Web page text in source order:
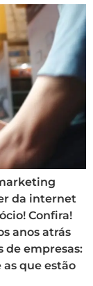
da internet
Confira!
anos atrás
de empresas:
que estão